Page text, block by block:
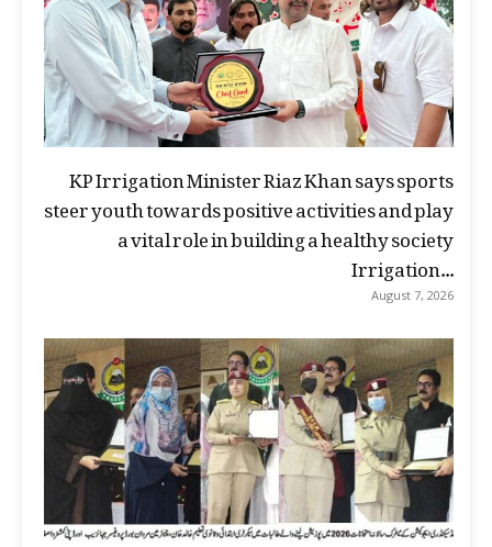
KP Irrigation Minister Riaz Khan says sports
steer youth towards positive activities and play
a vital role in building a healthy society
Irrigation...
August 7, 2026